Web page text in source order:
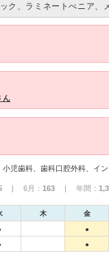
ック、ラミネートべニア、
ん
小児歯科、歯科口腔外科、イ
| 6月： 163 | 年間：
木 金
●
●